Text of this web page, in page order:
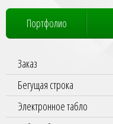
Портфолио
Заказ
Бегущая строка
Электронное табло